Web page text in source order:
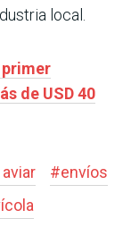
local.
primer
de USD 40
#envíos